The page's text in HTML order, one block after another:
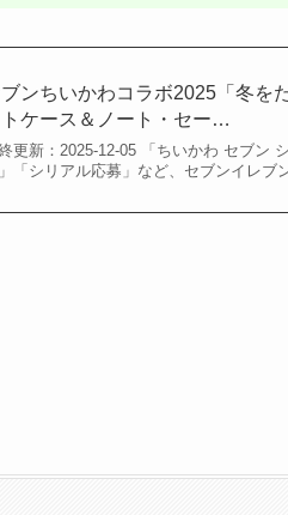
ンちいかわコラボ2025「冬を
トケース＆ノート・セー…
更新：2025-12-05 「ちいかわ セブン
「シリアル応募」など、セブンイレ